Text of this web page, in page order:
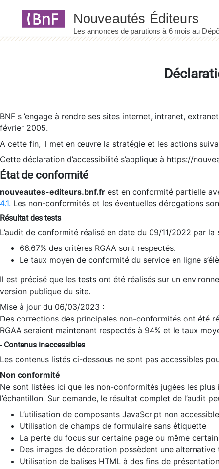
BNF s ’engage à rendre ses sites internet, intranet,
février 2005.
A cette fin, il met en œuvre la stratégie et les actions
Cette déclaration d’accessibilité s’applique à https://
État de conformité
nouveautes-editeurs.bnf.fr est en conformité partielle
4.1. Les non-conformités et les éventuelles dérogations
Résultat des tests
L’audit de conformité réalisé en date du 09/11/2022 par
66.67% des critères RGAA sont respectés.
Le taux moyen de conformité du service en ligne
Il est précisé que les tests ont été réalisés sur un
version publique du site.
Mise à jour du 06/03/2023 :
Des corrections des principales non-conformités ont été
RGAA seraient maintenant respectés à 94% et le taux
- Contenus inaccessibles
Les contenus listés ci-dessous ne sont pas accessibles
Non conformité
Ne sont listées ici que les non-conformités jugées les
l’échantillon. Sur demande, le résultat complet de l’audit
L’utilisation de composants JavaScript non
Utilisation de champs de formulaire sans étiquette
La perte du focus sur certaine page ou même
Des images de décoration possèdent une alternative
Utilisation de balises HTML à des fins de